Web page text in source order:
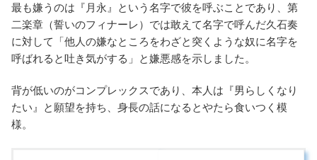
最も嫌うのは『月永』という名字で彼を呼ぶことであり、第
二楽章（誓いのフィナーレ）では敢えて名字で呼んだ久石奏
に対して「他人の嫌なところをわざと突くような奴に名字を
呼ばれると吐き気がする」と嫌悪感を示しました。
背が低いのがコンプレックスであり、本人は『男らしくなり
たい』と願望を持ち、身長の話になるとやたら食いつく模
様。